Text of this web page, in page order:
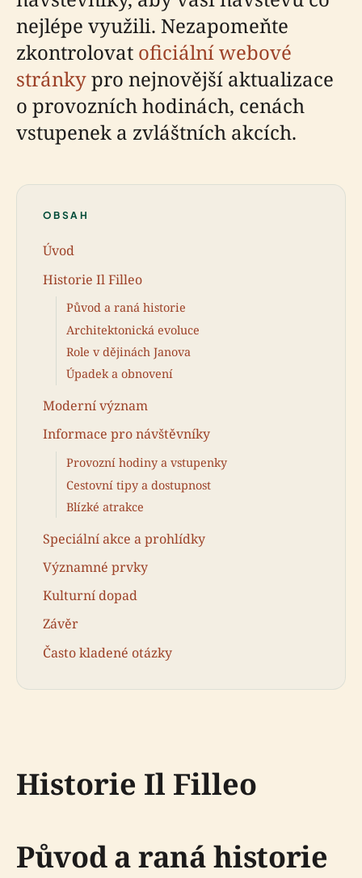
nejlépe využili. Nezapomeňte
zkontrolovat oficiální webové
stránkypro nejnovější aktualizace
o provozních hodinách, cenách
vstupenek a zvláštních akcích.
OBSAH
Úvod
Historie Il Filleo
Původ a raná historie
Architektonická evoluce
Role v dějinách Janova
Úpadek a obnovení
Moderní význam
Informace pro návštěvníky
Provozní hodiny a vstupenky
Cestovní tipy a dostupnost
Blízké atrakce
Speciální akce a prohlídky
Významné prvky
Kulturní dopad
Závěr
Často kladené otázky
Historie Il Filleo
Původ a raná historie